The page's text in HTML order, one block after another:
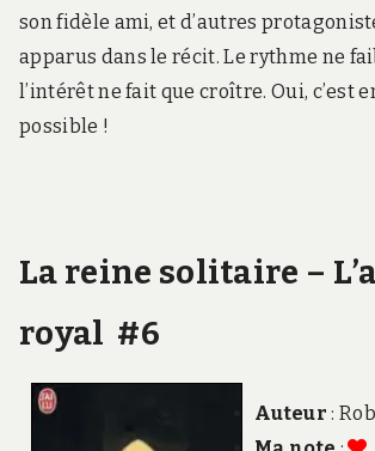
son fidèle ami, et d’autres
apparus dans le récit. Le rythme ne
l’intérêt ne fait que croître. Oui, c’est
possible !
La reine solitaire –
royal #6
Auteur :